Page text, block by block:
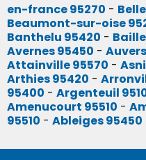
en-france 95270 -
Beaumont-sur-oise
Banthelu 95420 -
Avernes 95450 -
Attainville 95570 -
Arthies 95420 -
95400 - Argenteuil
Amenucourt 95510 -
95510 - Ableiges 95450